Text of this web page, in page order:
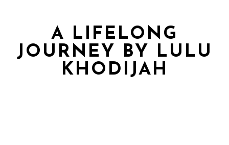
A LIFELONG
JOURNEY BY LULU
KHODIJAH